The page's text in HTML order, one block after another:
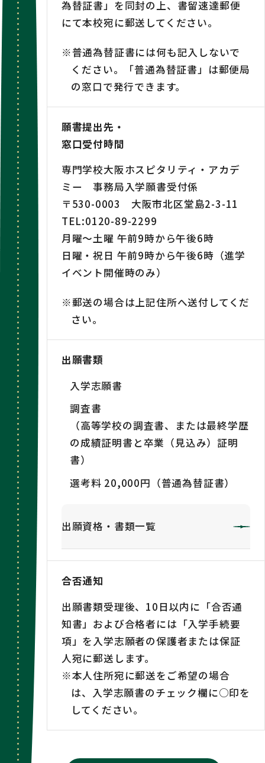
為替証書」を同封の上、書留速達郵便
にて本校宛に郵送してください。
※普通為替証書には何も記入しないで
ください。「普通為替証書」は郵便局
の窓口で発行できます。
願書提出先・
窓口受付時間
専門学校大阪ホスピタリティ・アカデ
ミー 事務局入学願書受付係
〒530-0003 大阪市北区堂島2-3-11
TEL:0120-89-2299
月曜～土曜 午前9時から午後6時
日曜・祝日 午前9時から午後6時（進学
イベント開催時のみ）
※郵送の場合は上記住所へ送付してくだ
さい。
出願書類
入学志願書
調査書
（高等学校の調査書、または最終学歴
の成績証明書と卒業（見込み）証明
書）
選考料 20,000円（普通為替証書）
出願資格・書類一覧
合否通知
出願書類受理後、10日以内に「合否通
知書」および合格者には「入学手続要
項」を入学志願者の保護者または保証
人宛に郵送します。
※本人住所宛に郵送をご希望の場合
は、入学志願書のチェック欄に○印を
してください。